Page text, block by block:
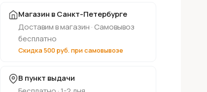
Магазин в Санкт-Петербурге
Доставим в магазин · Самовывоз
бесплатно
Скидка 500 руб. при самовывозе
В пункт выдачи